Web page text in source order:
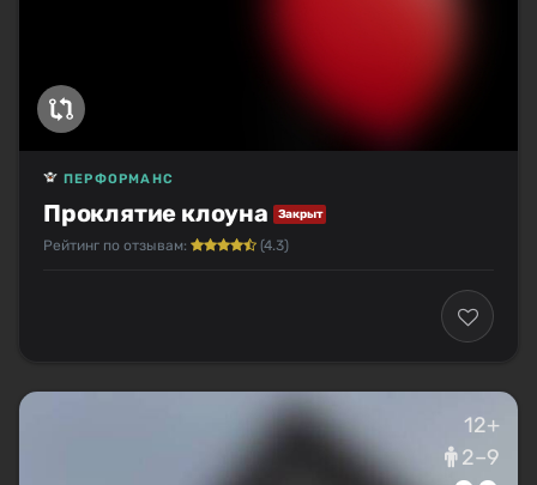
Проклятие клоуна Закрыт
ПЕРФОРМАНС
Рейтинг по отзывам: (4.3)
12+
2–9